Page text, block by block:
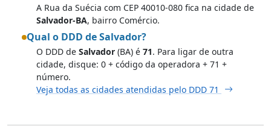
A Rua da Suécia com CEP 40010-080 fica na cidade de
Salvador-BA, bairro Comércio.
Qual o DDD de Salvador?
O DDD de Salvador (BA) é 71. Para ligar de outra
cidade, disque: 0 + código da operadora + 71 +
número.
Veja todas as cidades atendidas pelo DDD 71